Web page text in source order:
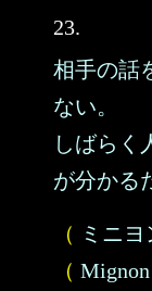
23.
相手の話
ない。
しばらく
が分かる
（ ミニ
（